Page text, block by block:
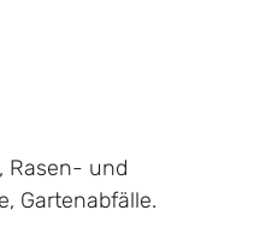
Rasen- und
Gartenabfälle.